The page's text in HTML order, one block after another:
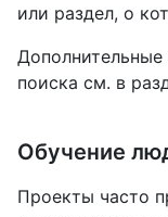
или раздел, о
Дополнительные
поиска см. в
Обучение
Проекты часто